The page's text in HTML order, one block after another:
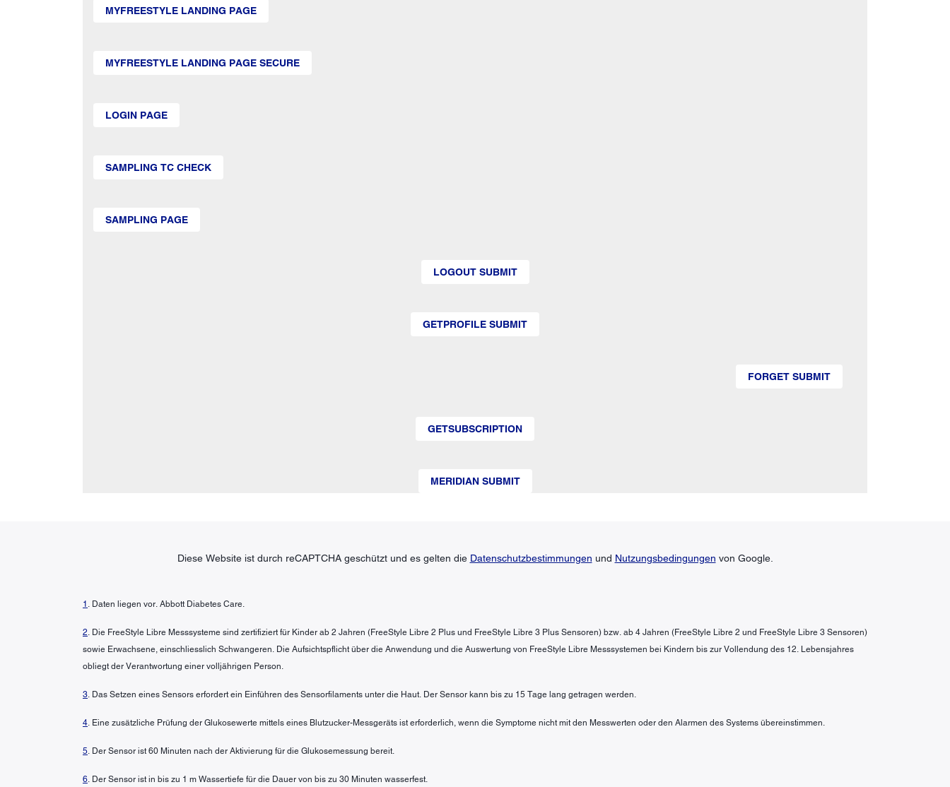
MYFREESTYLE LANDING PAGE
MYFREESTYLE LANDING PAGE SECURE
LOGIN PAGE
SAMPLING TC CHECK
SAMPLING PAGE
LOGOUT SUBMIT
GETPROFILE SUBMIT
FORGET SUBMIT
GETSUBSCRIPTION
MERIDIAN SUBMIT
Diese Website ist durch reCAPTCHA geschützt und es gelten die Datenschutzbestimmungen und Nutzungsbedingungen von Google.
1 . Daten liegen vor. Abbott Diabetes Care.
2. Die FreeStyle Libre Messsysteme sind zertifiziert für Kinder ab 2 Jahren (FreeStyle Libre 2 Plus und FreeStyle Libre 3 Plus Sensoren) bzw. ab 4 Jahren (FreeStyle Libre 2 und FreeStyle Libre 3 Sensoren)
sowie Erwachsene, einschliesslich Schwangeren. Die Aufsichtspflicht über die Anwendung und die Auswertung von FreeStyle Libre Messsystemen bei Kindern bis zur Vollendung des 12. Lebensjahres
obliegt der Verantwortung einer volljährigen Person.
3. Das Setzen eines Sensors erfordert ein Einführen des Sensorfilaments unter die Haut. Der Sensor kann bis zu 15 Tage lang getragen werden.
4. Eine zusätzliche Prüfung der Glukosewerte mittels eines Blutzucker-Messgeräts ist erforderlich, wenn die Symptome nicht mit den Messwerten oder den Alarmen des Systems übereinstimmen.
5. Der Sensor ist 60 Minuten nach der Aktivierung für die Glukosemessung bereit.
6. Der Sensor ist in bis zu 1 m Wassertiefe für die Dauer von bis zu 30 Minuten wasserfest.